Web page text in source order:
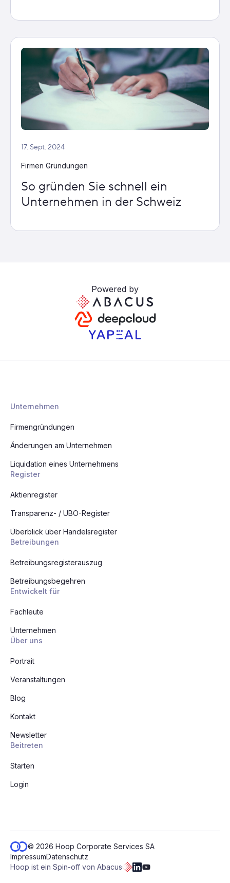
17. Sept. 2024
Firmen Gründungen
So gründen Sie schnell ein
Unternehmen in der Schweiz
Powered by
Unternehmen
Firmengründungen
Änderungen am Unternehmen
Liquidation eines Unternehmens
Register
Aktienregister
Transparenz- / UBO-Register
Überblick über Handelsregister
Betreibungen
Betreibungsregisterauszug
Betreibungsbegehren
Entwickelt für
Fachleute
Unternehmen
Über uns
Portrait
Veranstaltungen
Blog
Kontakt
Newsletter
Beitreten
Starten
Login
© 2026 Hoop Corporate Services SA
ImpressumDatenschutz
Hoop ist ein Spin-off von Abacus